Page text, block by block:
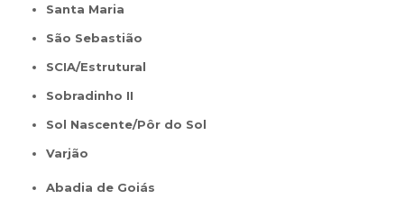
Santa Maria
São Sebastião
SCIA/Estrutural
Sobradinho II
Sol Nascente/Pôr do Sol
Varjão
Abadia de Goiás